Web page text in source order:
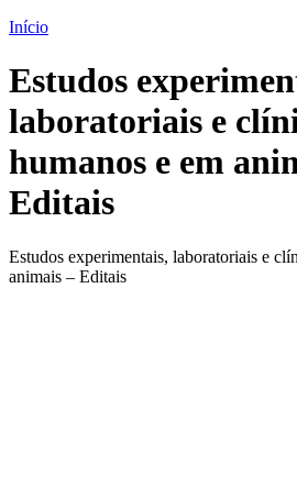
Início
Estudos
laboratoriais e
humanos e em
Editais
Estudos experimentais, laboratoriais e
animais – Editais